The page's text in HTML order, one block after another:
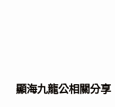
顯海九龍公相關分享